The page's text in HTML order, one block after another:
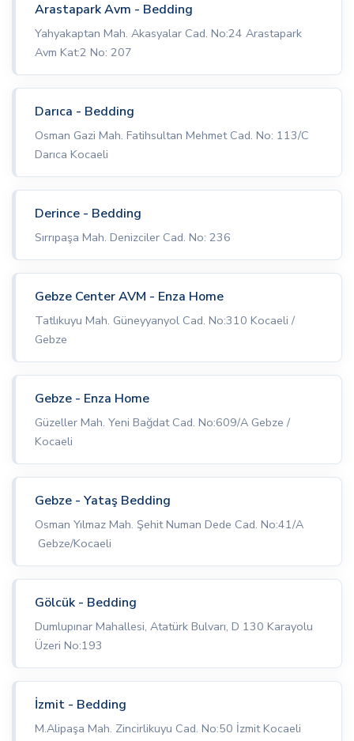
Arastapark Avm - Bedding
Yahyakaptan Mah. Akasyalar Cad. No:24 Arastapark
Avm Kat:2 No: 207
Darıca - Bedding
Osman Gazi Mah. Fatihsultan Mehmet Cad. No: 113/C
Darıca Kocaeli
Derince - Bedding
Sırrıpaşa Mah. Denizciler Cad. No: 236
Gebze Center AVM - Enza Home
Tatlıkuyu Mah. Güneyyanyol Cad. No:310 Kocaeli /
Gebze
Gebze - Enza Home
Güzeller Mah. Yeni Bağdat Cad. No:609/A Gebze /
Kocaeli
Gebze - Yataş Bedding
Osman Yılmaz Mah. Şehit Numan Dede Cad. No:41/A
Gebze/Kocaeli
Gölcük - Bedding
Dumlupınar Mahallesi, Atatürk Bulvarı, D 130 Karayolu
Üzeri No:193
İzmit - Bedding
M.Alipaşa Mah. Zincirlikuyu Cad. No:50 İzmit Kocaeli